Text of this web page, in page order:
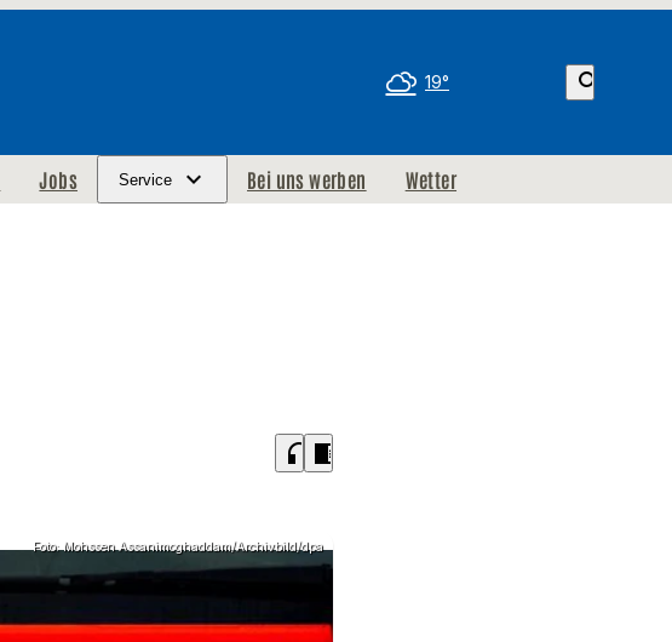
19° search
Jobs Service Bei uns werben Wetter
headphones chrome_reader_mode
Foto: Mohssen Assanimoghaddam/Archivbild/dpa